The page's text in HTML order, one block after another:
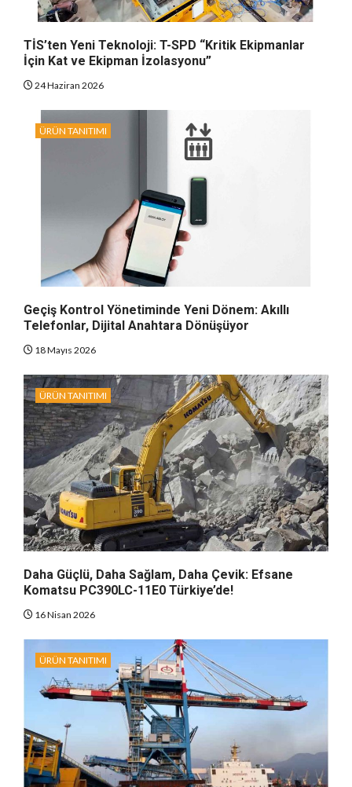
TİS’ten Yeni Teknoloji: T-SPD “Kritik Ekipmanlar
İçin Kat ve Ekipman İzolasyonu”
24 Haziran 2026
ÜRÜN TANITIMI
Geçiş Kontrol Yönetiminde Yeni Dönem: Akıllı
Telefonlar, Dijital Anahtara Dönüşüyor
18 Mayıs 2026
ÜRÜN TANITIMI
Daha Güçlü, Daha Sağlam, Daha Çevik: Efsane
Komatsu PC390LC-11E0 Türkiye’de!
16 Nisan 2026
ÜRÜN TANITIMI